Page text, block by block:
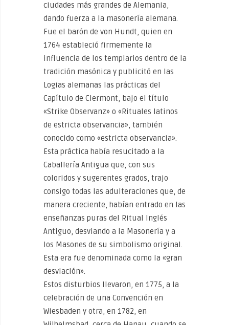
ciudades más grandes de Alemania,
dando fuerza a la masonería alemana.
Fue el barón de von Hundt, quien en
1764 estableció firmemente la
influencia de los templarios dentro de la
tradición masónica y publicitó en las
Logias alemanas las prácticas del
Capítulo de Clermont, bajo el título
«Strike Observanz» o «Rituales latinos
de estricta observancia», también
conocido como «estricta observancia».
Esta práctica había resucitado a la
Caballería Antigua que, con sus
coloridos y sugerentes grados, trajo
consigo todas las adulteraciones que, de
manera creciente, habían entrado en las
enseñanzas puras del Ritual Inglés
Antiguo, desviando a la Masonería y a
los Masones de su simbolismo original.
Esta era fue denominada como la «gran
desviación».
Estos disturbios llevaron, en 1775, a la
celebración de una Convención en
Wiesbaden y otra, en 1782, en